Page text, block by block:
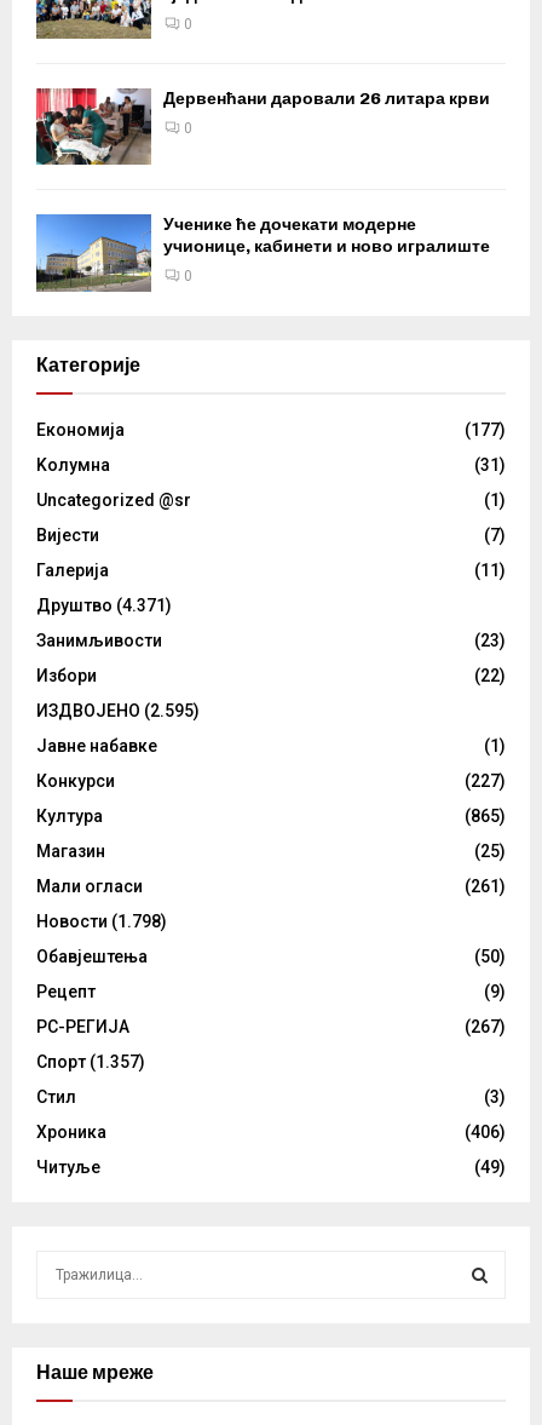
0
Дервенћани даровали 26 литара крви
0
Ученике ће дочекати модерне
учионице, кабинети и ново игралиште
0
Категорије
Eкономија
(177)
Kолумнa
(31)
Uncategorized @sr
(1)
Вијести
(7)
Галерија
(11)
Друштво (4.371)
Занимљивости
(23)
Избори
(22)
ИЗДВОЈЕНО (2.595)
Јавне набавке
(1)
Конкурси
(227)
Култура
(865)
Магазин
(25)
Мали огласи
(261)
Новости (1.798)
Обавјештења
(50)
Рецепт
(9)
РС-РЕГИЈА
(267)
Спорт (1.357)
Стил
(3)
Хроника
(406)
Читуље
(49)
cНаше мреже